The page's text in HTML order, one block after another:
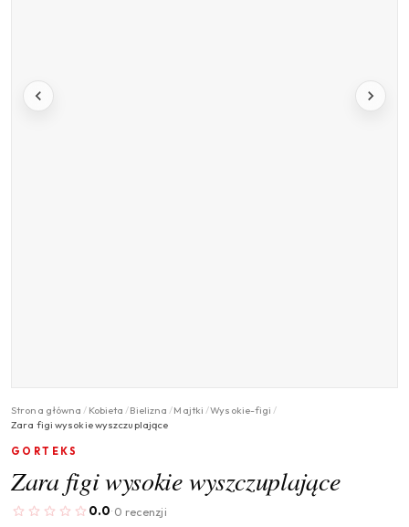
Strona główna / Kobieta /Bielizna /Majtki /Wysokie-figi /
Zara figi wysokie wyszczuplające
GORTEKS
Zara figi wysokie wyszczuplające
0.0· 0 recenzji